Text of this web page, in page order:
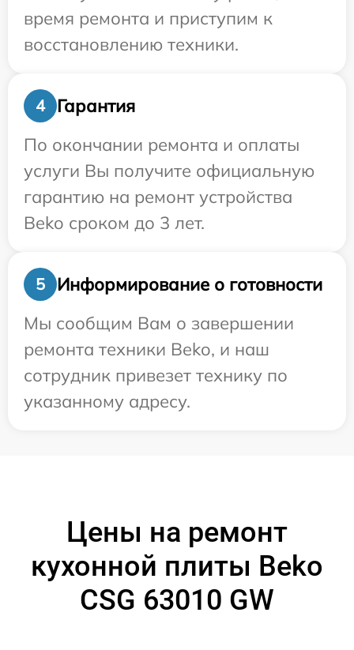
время ремонта и приступим к
восстановлению техники.
4
Гарантия
По окончании ремонта и оплаты
услуги Вы получите официальную
гарантию на ремонт устройства
Beko сроком до 3 лет.
5
Информирование о готовности
Мы сообщим Вам о завершении
ремонта техники Beko, и наш
сотрудник привезет технику по
указанному адресу.
Цены на ремонт
кухонной плиты Beko
CSG 63010 GW